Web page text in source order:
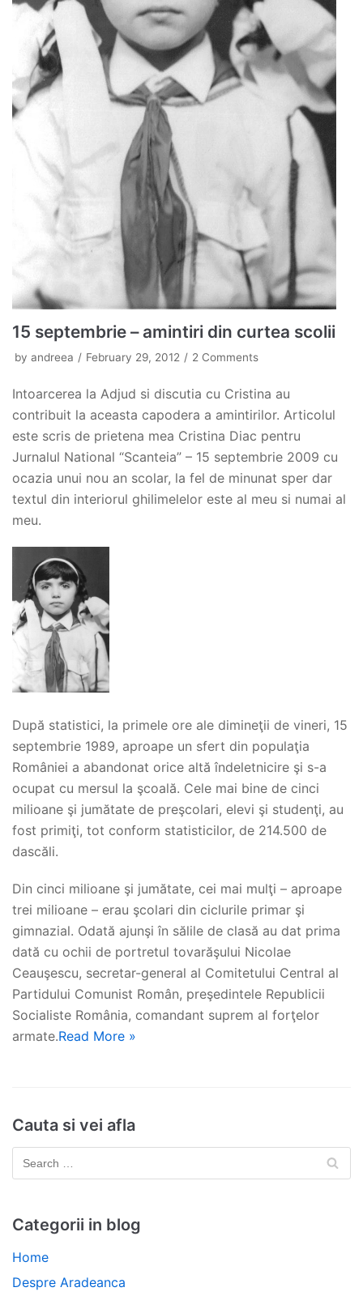
15 septembrie – amintiri din curtea scolii
by andreea February 29, 2012 2 Comments
Intoarcerea la Adjud si discutia cu Cristina au
contribuit la aceasta capodera a amintirilor. Articolul
este scris de prietena mea Cristina Diac pentru
Jurnalul National “Scanteia” – 15 septembrie 2009 cu
ocazia unui nou an scolar, la fel de minunat sper dar
textul din interiorul ghilimelelor este al meu si numai al
meu.
După statistici, la primele ore ale dimineţii de vineri, 15
septembrie 1989, aproape un sfert din populaţia
României a abandonat orice altă îndeletnicire şi s-a
ocupat cu mersul la şcoală. Cele mai bine de cinci
milioane şi jumătate de preşcolari, elevi şi studenţi, au
fost primiţi, tot conform statisticilor, de 214.500 de
dascăli.
Din cinci milioane şi jumătate, cei mai mulţi – aproape
trei milioane – erau şcolari din ciclurile primar şi
gimnazial. Odată ajunşi în sălile de clasă au dat prima
dată cu ochii de portretul tovarăşului Nicolae
Ceauşescu, secretar-general al Comitetului Central al
Partidului Comunist Român, preşedintele Republicii
Socialiste România, comandant suprem al forţelor
armate.Read More »
Cauta si vei afla
Categorii in blog
Home
Despre Aradeanca